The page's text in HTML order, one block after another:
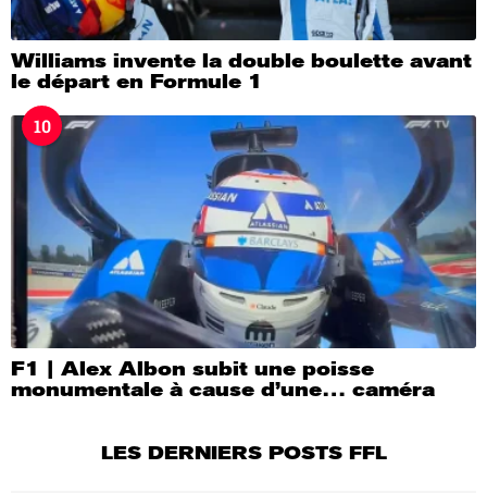
Williams invente la double boulette avant
le départ en Formule 1
10
F1 | Alex Albon subit une poisse
monumentale à cause d’une… caméra
LES DERNIERS POSTS FFL